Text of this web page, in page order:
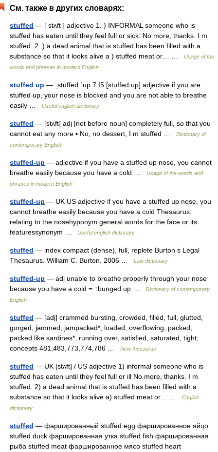
См. также в других словарях:
stuffed — [ stʌft ] adjective 1. ) INFORMAL someone who is
stuffed has eaten until they feel full or sick: No more, thanks. I m
stuffed. 2. ) a dead animal that is stuffed has been filled with a
substance so that it looks alive a ) stuffed meat or… …
Usage of the
words and phrases in modern English
stuffed up — ˌstuffed ˈup 7 f5 [stuffed up] adjective if you are
stuffed up, your nose is blocked and you are not able to breathe
easily …
Useful english dictionary
stuffed — [stʌft] adj [not before noun] completely full, so that you
cannot eat any more ▪ No, no dessert, I m stuffed …
Dictionary of
contemporary English
stuffed-up — adjective if you have a stuffed up nose, you cannot
breathe easily because you have a cold …
Usage of the words and
phrases in modern English
stuffed-up — UK US adjective if you have a stuffed up nose, you
cannot breathe easily because you have a cold Thesaurus:
relating to the nosehyponym general words for the face or its
featuressynonym …
Useful english dictionary
stuffed — index compact (dense), full, replete Burton s Legal
Thesaurus. William C. Burton. 2006 …
Law dictionary
stuffed-up — adj unable to breathe properly through your nose
because you have a cold = ↑bunged up …
Dictionary of contemporary
English
stuffed — [adj] crammed bursting, crowded, filled, full, glutted,
gorged, jammed, jampacked*, loaded, overflowing, packed,
packed like sardines*, running over, satisfied, saturated, tight;
concepts 481,483,773,774,786 …
New thesaurus
stuffed — UK [stʌft] / US adjective 1) informal someone who is
stuffed has eaten until they feel full or ill No more, thanks. I m
stuffed. 2) a dead animal that is stuffed has been filled with a
substance so that it looks alive a) stuffed meat or… …
English
dictionary
stuffed — фаршированный stuffed egg фаршированное яйцо
stuffed duck фаршированная утка stuffed fish фаршированная
рыба stuffed meat фаршированное мясо stuffed heart